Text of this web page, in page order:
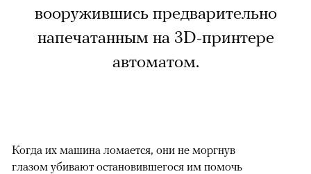
вооружившись предварительно
напечатанным на 3D-принтере
автоматом.
Когда их машина ломается, они не моргнув
глазом убивают остановившегося им помочь